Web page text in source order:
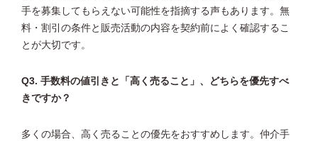
手を募集してもらえない可能性を指摘する声もあります。無
料・割引の条件と販売活動の内容を契約前によく確認するこ
とが大切です。
Q3. 手数料の値引きと「高く売ること」、どちらを優先すべ
きですか？
多くの場合、高く売ることの優先をおすすめします。仲介手